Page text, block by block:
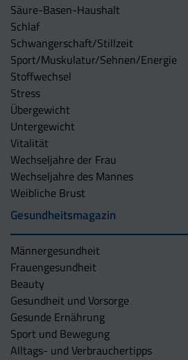
Säure-Basen-Haushalt
Schlaf
Schwangerschaft/Stillzeit
Sport/Muskulatur/Sehnen/Energie
Stoffwechsel
Stress
Übergewicht
Untergewicht
Vitalität
Wechseljahre der Frau
Wechseljahre des Mannes
Weibliche Brust
Gesundheitsmagazin
Männergesundheit
Frauengesundheit
Beauty
Gesundheit und Vorsorge
Gesunde Ernährung
Sport und Bewegung
Alltags- und Verbrauchertipps